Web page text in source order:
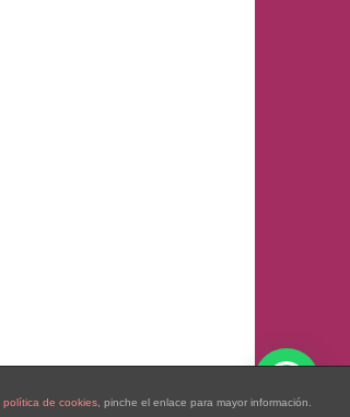
política de cookies, pinche el enlace para mayor información.